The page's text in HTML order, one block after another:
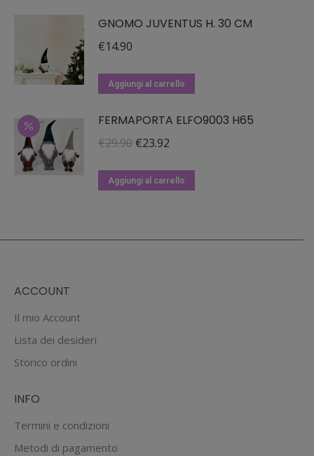
€49.90.€39.90.
GNOMO JUVENTUS H. 30 CM
€14.90
Aggiungi al carrello
FERMAPORTA ELFO9003 H65
€29.90 Il
originale
€23.92
attuale
Aggiungi al carrello
ACCOUNT
Il mio Account
Lista dei desideri
Storico ordini
INFO
Termini e condizioni
Metodi di pagamento